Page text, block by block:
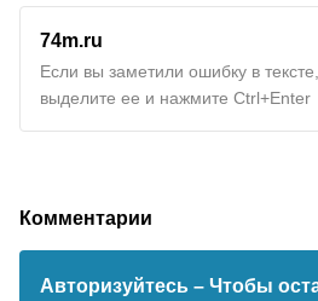
74m.ru
Если вы заметили ошибку в тексте,
выделите ее и нажмите Ctrl+Enter
Комментарии
Авторизуйтесь – Чтобы